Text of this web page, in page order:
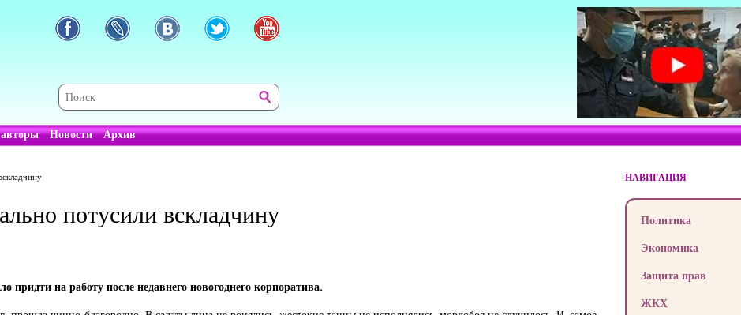
Новости Архив
потусили вскладчину
придти на работу после недавнего новогоднего корпоратива.
НАВИГАЦИЯ
Политика
Экономика
Защита прав
ЖКХ